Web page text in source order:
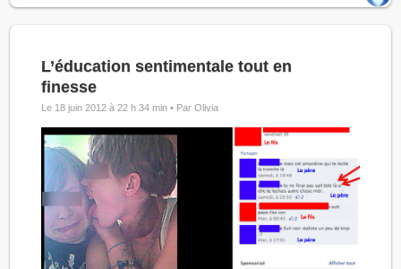
L’éducation sentimentale tout en
finesse
Le 18 juin 2012 à 22 h 34 min • Par Olivia